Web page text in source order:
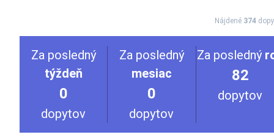
Nájdené 374
Za posledný
týždeň
0
dopytov
Za posledný
mesiac
0
dopytov
Za posledný
82
dopytov